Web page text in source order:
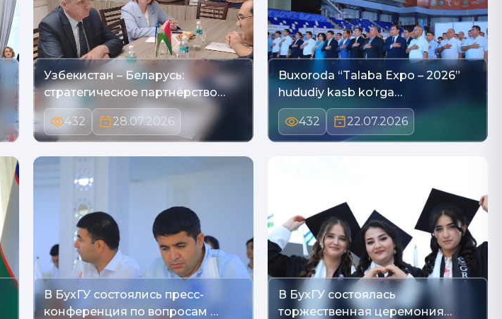
Узбекистан – Беларусь:
стратегическое партнёрство…
432 28.07.2026
Buxoroda “Talaba Expo – 2026”
hududiy kasb ko‘rga…
432 22.07.2026
В БухГУ состоялись пресс-
конференция по вопросам …
В БухГУ состоялась
торжественная церемония